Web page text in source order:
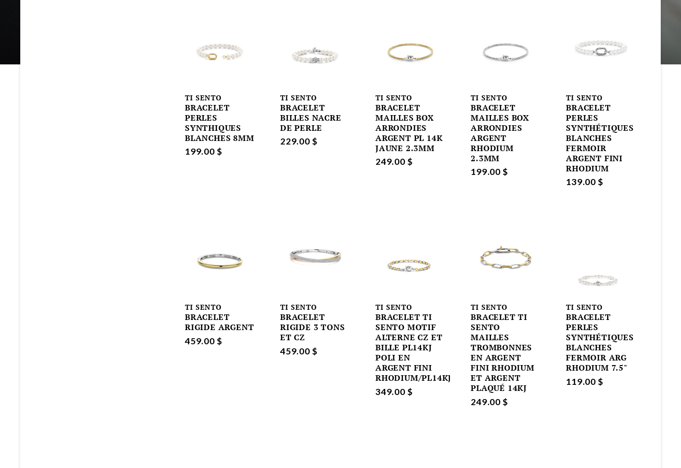
TI SENTO
BRACELET
PERLES
SYNTHIQUES
BLANCHES 8MM
199.00 $
TI SENTO
BRACELET
BILLES NACRE
DE PERLE
229.00 $
TI SENTO
BRACELET
MAILLES BOX
ARRONDIES
ARGENT PL 14K
JAUNE 2.3MM
249.00 $
TI SENTO
BRACELET
MAILLES BOX
ARRONDIES
ARGENT
RHODIUM
2.3MM
199.00 $
TI SENTO
BRACELET
PERLES
SYNTHÉTIQUES
BLANCHES
FERMOIR
ARGENT FINI
RHODIUM
139.00 $
TI SENTO
BRACELET
RIGIDE ARGENT
459.00 $
TI SENTO
BRACELET
RIGIDE 3 TONS
ET CZ
459.00 $
TI SENTO
BRACELET TI
SENTO MOTIF
ALTERNE CZ ET
BILLE PL14KJ
POLI EN
ARGENT FINI
RHODIUM/PL14KJ
349.00 $
TI SENTO
BRACELET TI
SENTO
MAILLES
TROMBONNES
EN ARGENT
FINI RHODIUM
ET ARGENT
PLAQUÉ 14KJ
249.00 $
TI SENTO
BRACELET
PERLES
SYNTHÉTIQUES
BLANCHES
FERMOIR ARG
RHODIUM 7.5"
119.00 $